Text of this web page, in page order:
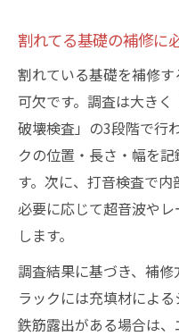
割れてる基礎の補修に
割れている基礎を補修
可欠です。調査は大き
破壊検査」の3段階で行
クの位置・長さ・幅を
す。次に、打音検査で内
必要に応じて超音波や
します。
調査結果に基づき、補
ラックには充填材によ
鉄筋露出がある場合は